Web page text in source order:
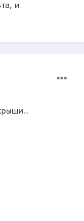
и